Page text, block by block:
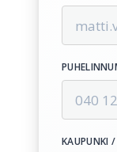
KAUPUNKI